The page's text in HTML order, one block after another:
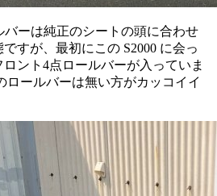
バーは純正のシートの頭に合わせ
すが、最初にこの S2000 に会っ
ント4点ロールバーが入っていま
ロールバーは無い方がカッコイイ